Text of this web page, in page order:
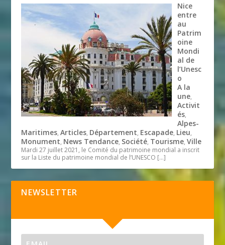
Nice
entre
au
Patrim
oine
Mondi
al de
l’Unesc
o
A la
une,
Activit
és,
Alpes-
Maritimes,Articles, Département, Escapade, Lieu,
Monument, News Tendance, Société, Tourisme,Ville
Mardi 27 juillet 2021, le Comité du patrimoine mondial a inscrit
sur la Liste du patrimoine mondial de l’UNESCO […]
NEWSLETTER